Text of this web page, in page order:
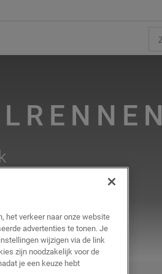
het verkeer naar onze website
advertenties te tonen. Je
wijzigen via de link
zijn noodzakelijk voor de
je een keuze hebt